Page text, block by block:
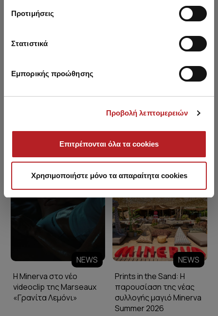
Προτιμήσεις
Στατιστικά
Εμπορικής προώθησης
Προβολή λεπτομερειών
Επιτρέπονται όλα τα cookies
Χρησιμοποιήστε μόνο τα απαραίτητα cookies
Minerva Blog
NEWS
Η Minerva στο νέο
videoclip της Marseaux
«Γρανίτα Λεμόνι»
NEWS
Prints in the Sand: Η
παρουσίαση της νέας
συλλογής μαγιό Minerva
Summer 2026